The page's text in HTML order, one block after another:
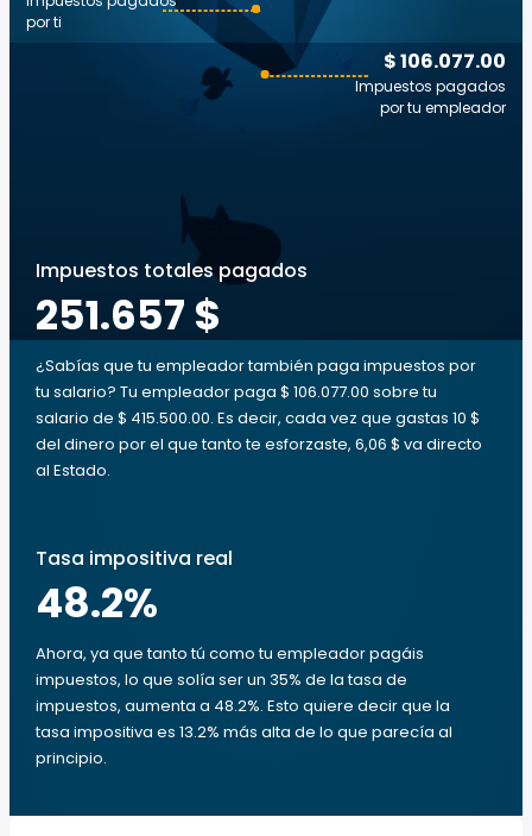
$ 106.077.00
Impuestos pagados
por tu empleador
por ti
Impuestos totales pagados
251.657 $
¿Sabías que tu empleador también paga impuestos por
tu salario? Tu empleador paga $ 106.077.00 sobre tu
salario de $ 415.500.00. Es decir, cada vez que gastas 10 $
del dinero por el que tanto te esforzaste, 6,06 $ va directo
al Estado.
Tasa impositiva real
48.2%
Ahora, ya que tanto tú como tu empleador pagáis
impuestos, lo que solía ser un 35% de la tasa de
impuestos, aumenta a 48.2%. Esto quiere decir que la
tasa impositiva es 13.2% más alta de lo que parecía al
principio.